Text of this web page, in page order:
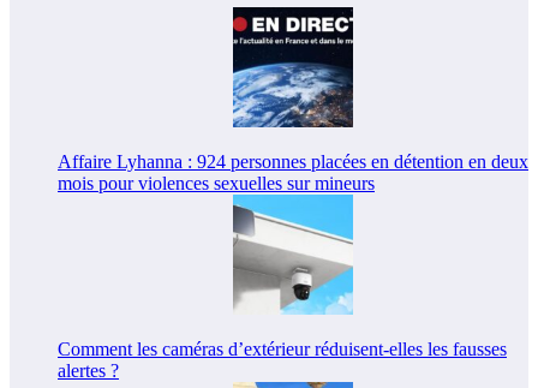
Affaire Lyhanna : 924 personnes placées en détention en deux
mois pour violences sexuelles sur mineurs
Comment les caméras d’extérieur réduisent-elles les fausses
alertes ?